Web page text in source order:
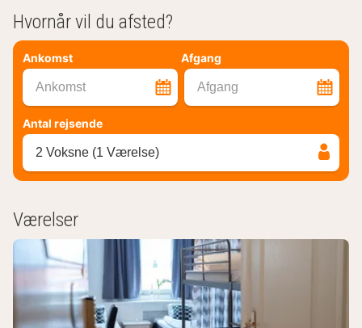
Hvornår vil du afsted?
Ankomst Afgang
Ankomst Afgang
Antal rejsende
2 Voksne (1 Værelse)
Værelser